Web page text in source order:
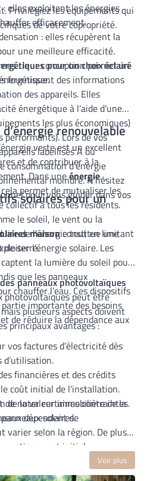
Privilégiez les équipements qui
de votre copropriété.
: elles exploitent les énergies
efficacement.
: elles récupèrent la
une meilleure efficacité.
: leur conception permet un
pour un choix éclairé
fournissent des informations
des appareils. Elles
énergétique à l’aide d’une
les plus économiques)
performants). Lors de vos
labellisés A ou
consommation d’énergie
moindre. N’hésitez
pour vous guider dans vos
renouvelable
verte est un excellent
et de contribuer à la
Dans uneénergie
permet de mutualiser les
collectif à tous les résidents.
le soleil, le vent ou la
de l’énergie tout en limitant
de serre.
solaires pour un
maisonconstitue une
l’énergie solaire. Les
la lumière du soleil pour
que les panneaux
chauffer l’eau. Ces dispositifs
importante des besoins
de réduire la dépendance aux
panneaux photovoltaïques
photovoltaïques peut être
plusieurs aspects doivent
principaux avantages :
vos factures d’électricité dès
d’utilisation.
financières et des crédits
coût initial de l’installation.
de la valeur immobilière de la
solaires.
de noter certaines contraintes.
dépendent de
varier selon la région. De plus,
initial
sur le long terme. Enfin, un
pour garantir leur
Voir plus